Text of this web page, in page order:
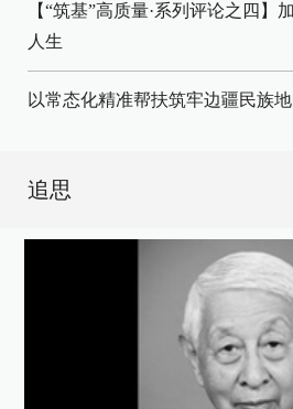
【“筑基”高质量·系列评论之四】
人生
以常态化精准帮扶筑牢边疆民族
追思